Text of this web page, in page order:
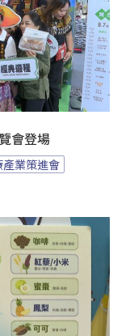
會登場
業策進會